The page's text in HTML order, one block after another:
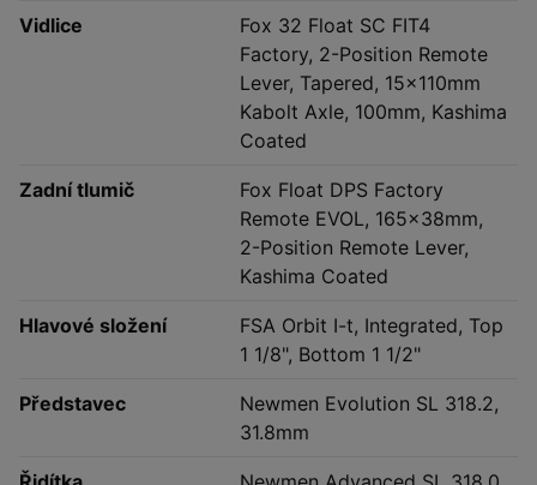
Vidlice
Fox 32 Float SC FIT4
Factory, 2-Position Remote
Lever, Tapered, 15x110mm
Kabolt Axle, 100mm, Kashima
Coated
Zadní tlumič
Fox Float DPS Factory
Remote EVOL, 165x38mm,
2-Position Remote Lever,
Kashima Coated
Hlavové složení
FSA Orbit I-t, Integrated, Top
1 1/8", Bottom 1 1/2"
Představec
Newmen Evolution SL 318.2,
31.8mm